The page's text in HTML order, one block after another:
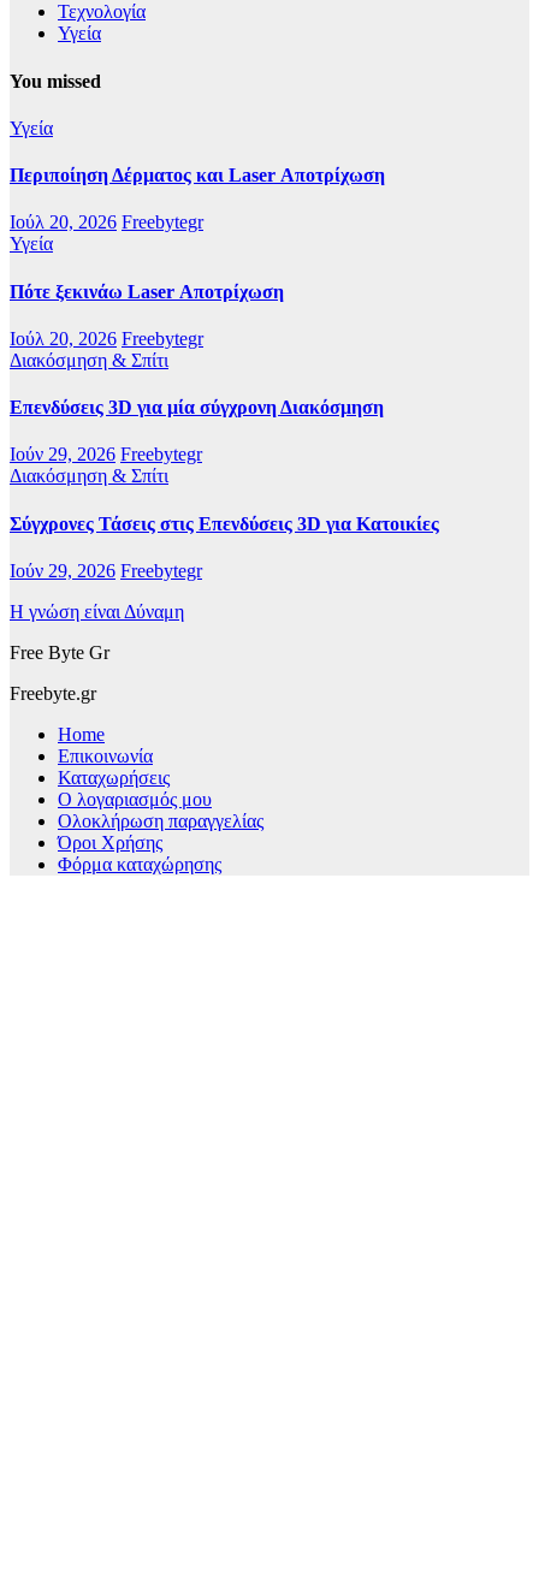
Τεχνολογία
Υγεία
You missed
Υγεία
Περιποίηση Δέρματος και Laser Αποτρίχωση
Ιούλ 20, 2026 Freebytegr
Υγεία
Πότε ξεκινάω Laser Αποτρίχωση
Ιούλ 20, 2026 Freebytegr
Διακόσμηση & Σπίτι
Επενδύσεις 3D για μία σύγχρονη Διακόσμηση
Ιούν 29, 2026 Freebytegr
Διακόσμηση & Σπίτι
Σύγχρονες Τάσεις στις Επενδύσεις 3D για Κατοικίες
Ιούν 29, 2026 Freebytegr
Η γνώση είναι Δύναμη
Free Byte Gr
Freebyte.gr
Home
Επικοινωνία
Καταχωρήσεις
Ο λογαριασμός μου
Ολοκλήρωση παραγγελίας
Όροι Χρήσης
Φόρμα καταχώρησης